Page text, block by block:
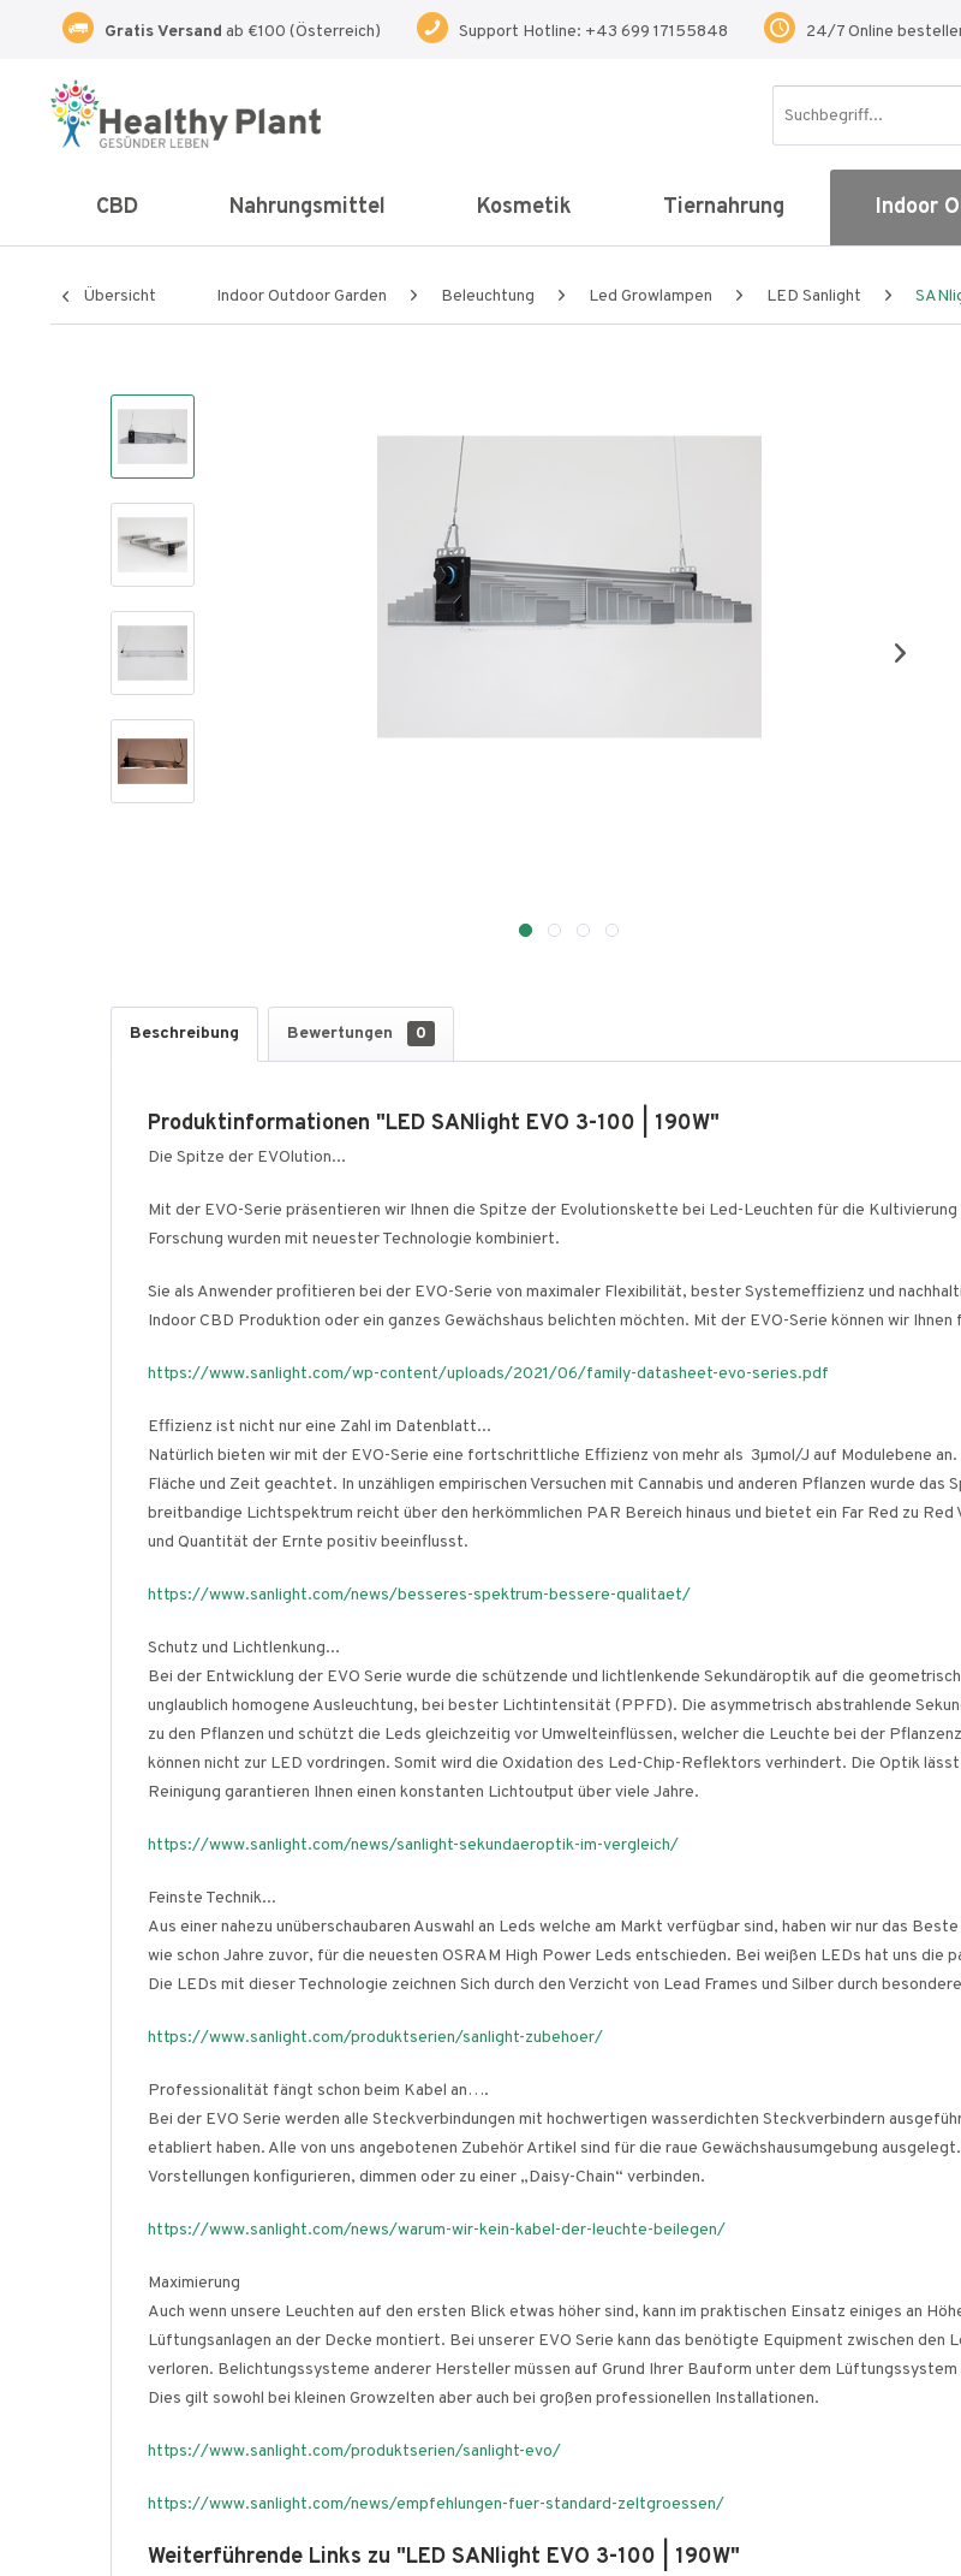
Gratis Versand ab €100 (Österreich) Support Hotline: +43 699 17155848 24/7 Online
CBD Nahrungsmittel Kosmetik Tiernahrung Indoor
Übersicht Indoor Outdoor Garden Beleuchtung Led Growlampen LED Sanlight
Beschreibung Bewertungen 0
Produktinformationen "LED SANlight EVO 3-100 | 190W"
Die Spitze der EVOlution...
Mit der EVO-Serie präsentieren wir Ihnen die Spitze der Evolutionskette bei Led-Leuchten für die
Forschung wurden mit neuester Technologie kombiniert.
Sie als Anwender profitieren bei der EVO-Serie von maximaler Flexibilität, bester Systemeffizienz und
Indoor CBD Produktion oder ein ganzes Gewächshaus belichten möchten. Mit der EVO-Serie können wir
https://www.sanlight.com/wp-content/uploads/2021/06/family-datasheet-evo-series.pdf
Effizienz ist nicht nur eine Zahl im Datenblatt...
Natürlich bieten wir mit der EVO-Serie eine fortschrittliche Effizienz von mehr als 3µmol/J auf Modulebene
Fläche und Zeit geachtet. In unzähligen empirischen Versuchen mit Cannabis und anderen Pflanzen wurde
breitbandige Lichtspektrum reicht über den herkömmlichen PAR Bereich hinaus und bietet ein Far Red zu
und Quantität der Ernte positiv beeinflusst.
https://www.sanlight.com/news/besseres-spektrum-bessere-qualitaet/
Schutz und Lichtlenkung...
Bei der Entwicklung der EVO Serie wurde die schützende und lichtlenkende Sekundäroptik auf die
unglaublich homogene Ausleuchtung, bei bester Lichtintensität (PPFD). Die asymmetrisch abstrahlende
zu den Pflanzen und schützt die Leds gleichzeitig vor Umwelteinflüssen, welcher die Leuchte bei der
können nicht zur LED vordringen. Somit wird die Oxidation des Led-Chip-Reflektors verhindert. Die Optik
Reinigung garantieren Ihnen einen konstanten Lichtoutput über viele Jahre.
https://www.sanlight.com/news/sanlight-sekundaeroptik-im-vergleich/
Feinste Technik...
Aus einer nahezu unüberschaubaren Auswahl an Leds welche am Markt verfügbar sind, haben wir nur das
wie schon Jahre zuvor, für die neuesten OSRAM High Power Leds entschieden. Bei weißen LEDs hat uns
Die LEDs mit dieser Technologie zeichnen Sich durch den Verzicht von Lead Frames und Silber durch
https://www.sanlight.com/produktserien/sanlight-zubehoer/
Professionalität fängt schon beim Kabel an….
Bei der EVO Serie werden alle Steckverbindungen mit hochwertigen wasserdichten Steckverbindern
etabliert haben. Alle von uns angebotenen Zubehör Artikel sind für die raue Gewächshausumgebung
Vorstellungen konfigurieren, dimmen oder zu einer „Daisy-Chain“ verbinden.
https://www.sanlight.com/news/warum-wir-kein-kabel-der-leuchte-beilegen/
Maximierung
Auch wenn unsere Leuchten auf den ersten Blick etwas höher sind, kann im praktischen Einsatz einiges an
Lüftungsanlagen an der Decke montiert. Bei unserer EVO Serie kann das benötigte Equipment zwischen
verloren. Belichtungssysteme anderer Hersteller müssen auf Grund Ihrer Bauform unter dem
Dies gilt sowohl bei kleinen Growzelten aber auch bei großen professionellen Installationen.
https://www.sanlight.com/produktserien/sanlight-evo/
https://www.sanlight.com/news/empfehlungen-fuer-standard-zeltgroessen/
Weiterführende Links zu "LED SANlight EVO 3-100 | 190W"